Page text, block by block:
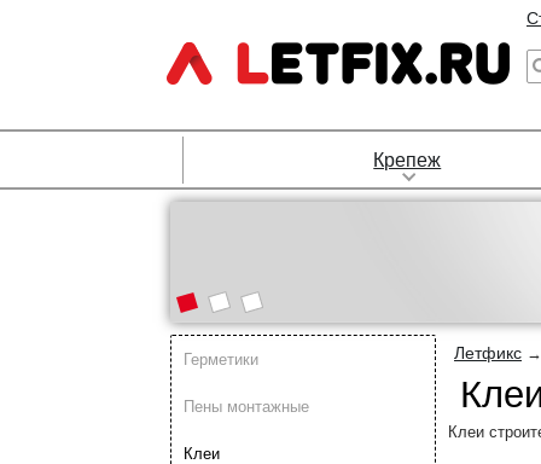
Крепеж
Герметики
Пены монтажные
Клеи
Летфикс
Клеи